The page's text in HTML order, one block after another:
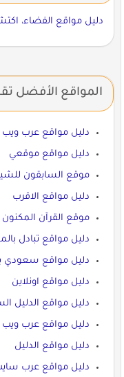
دليل مواقع الفضاء،
المواقع الأفضل
دليل مواقع عرب ويب
دليل مواقع موقعي
موقع السابقون
دليل مواقع الاقرب
موقع القرآن
دليل مواقع تبادل
دليل مواقع سعودي
دليل مواقع اونلاين
دليل مواقع الدليل
دليل مواقع عرب
دليل مواقع الدليل
دليل مواقع عرب